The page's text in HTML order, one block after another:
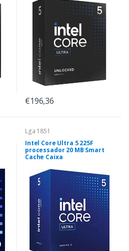
€196,36
Lga 1851
Intel Core Ultra 5 225F
processador 20 MB Smart
Cache Caixa